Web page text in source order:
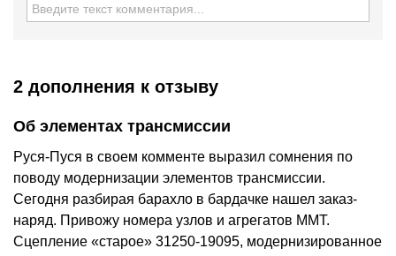
2 дополнения к отзыву
Об элементах трансмиссии
Руся-Пуся в своем комменте выразил сомнения по
поводу модернизации элементов трансмиссии.
Сегодня разбирая барахло в бардачке нашел заказ-
наряд. Привожу номера узлов и агрегатов ММТ.
Сцепление «старое» 31250-19095, модернизированное